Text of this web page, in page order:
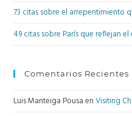
73 citas sobre el arrepentimiento
49 citas sobre París que reflejan
Comentarios Recientes
Luis Manteiga PousaenVisiting